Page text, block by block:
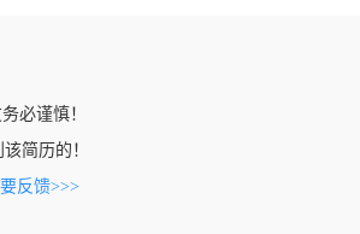
必谨慎！
简历的！
反馈>>>